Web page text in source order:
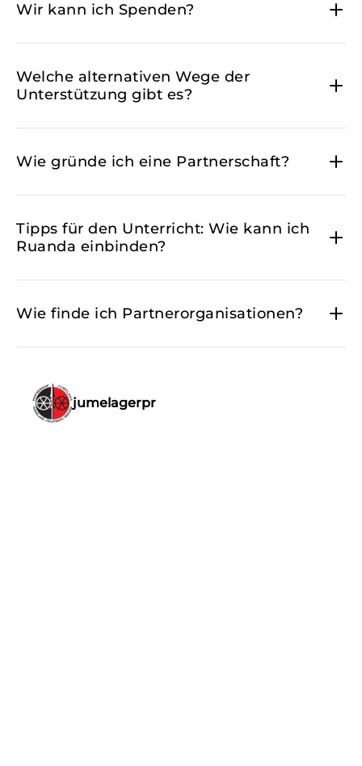
Wir kann ich Spenden?
Welche alternativen Wege der
Unterstützung gibt es?
Wie gründe ich eine Partnerschaft?
Tipps für den Unterricht: Wie kann ich
Ruanda einbinden?
Wie finde ich Partnerorganisationen?
jumelagerpr